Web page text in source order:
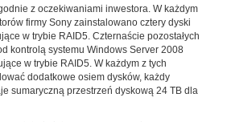
z oczekiwaniami inwestora. W każdym
firmy Sony zainstalowano cztery dyski
w trybie RAID5. Czternaście pozostałych
kontrolą systemu Windows Server 2008
w trybie RAID5. W każdym z tych
dodatkowe osiem dysków, każdy
sumaryczną przestrzeń dyskową 24 TB dla